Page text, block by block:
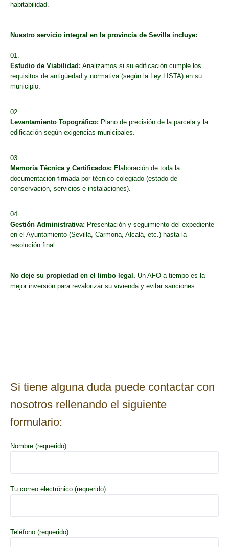
habitabilidad.
Nuestro servicio integral en la provincia de Sevilla incluye:
Estudio de Viabilidad: Analizamos si su edificación cumple los
requisitos de antigüedad y normativa (según la Ley LISTA) en su
municipio.
Levantamiento Topográfico: Plano de precisión de la parcela y la
edificación según exigencias municipales.
Memoria Técnica y Certificados: Elaboración de toda la
documentación firmada por técnico colegiado (estado de
conservación, servicios e instalaciones).
Gestión Administrativa: Presentación y seguimiento del expediente
en el Ayuntamiento (Sevilla, Carmona, Alcalá, etc.) hasta la
resolución final.
No deje su propiedad en el limbo legal. Un AFO a tiempo es la
mejor inversión para revalorizar su vivienda y evitar sanciones.
Si tiene alguna duda puede contactar con
nosotros rellenando el siguiente
formulario:
Nombre (requerido)
Tu correo electrónico (requerido)
Teléfono (requerido)